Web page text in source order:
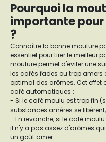
Pourquoi la
importante
?
Connaître la bonne mouture
essentiel pour tirer le meilleur
mouture permet d'éviter une
les cafés fades ou trop
optimal des arômes. Cet effet
café automatiques :
- Si le café moulu est trop fin
substances amères se
- En revanche, si le café
il n'y a pas assez d'arômes
un goût amer.